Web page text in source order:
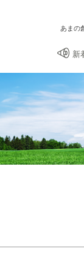
あまの
新